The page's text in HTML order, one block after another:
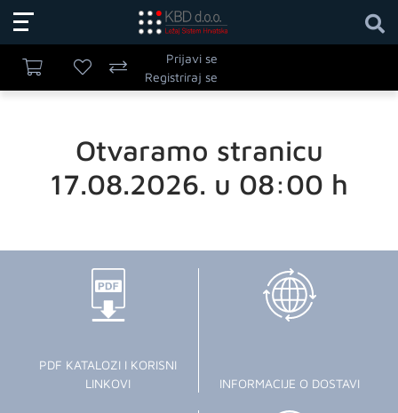
Prijavi se
Registriraj se
Otvaramo stranicu
17.08.2026. u 08:00 h
PDF KATALOZI I KORISNI
LINKOVI
INFORMACIJE O DOSTAVI